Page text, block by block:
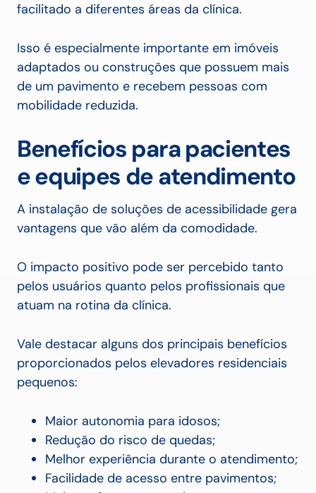
facilitado a diferentes áreas da clínica.
Isso é especialmente importante em imóveis
adaptados ou construções que possuem mais
de um pavimento e recebem pessoas com
mobilidade reduzida.
Benefícios para pacientes
e equipes de atendimento
A instalação de soluções de acessibilidade gera
vantagens que vão além da comodidade.
O impacto positivo pode ser percebido tanto
pelos usuários quanto pelos profissionais que
atuam na rotina da clínica.
Vale destacar alguns dos principais benefícios
proporcionados pelos elevadores residenciais
pequenos:
Maior autonomia para idosos;
Redução do risco de quedas;
Melhor experiência durante o atendimento;
Facilidade de acesso entre pavimentos;